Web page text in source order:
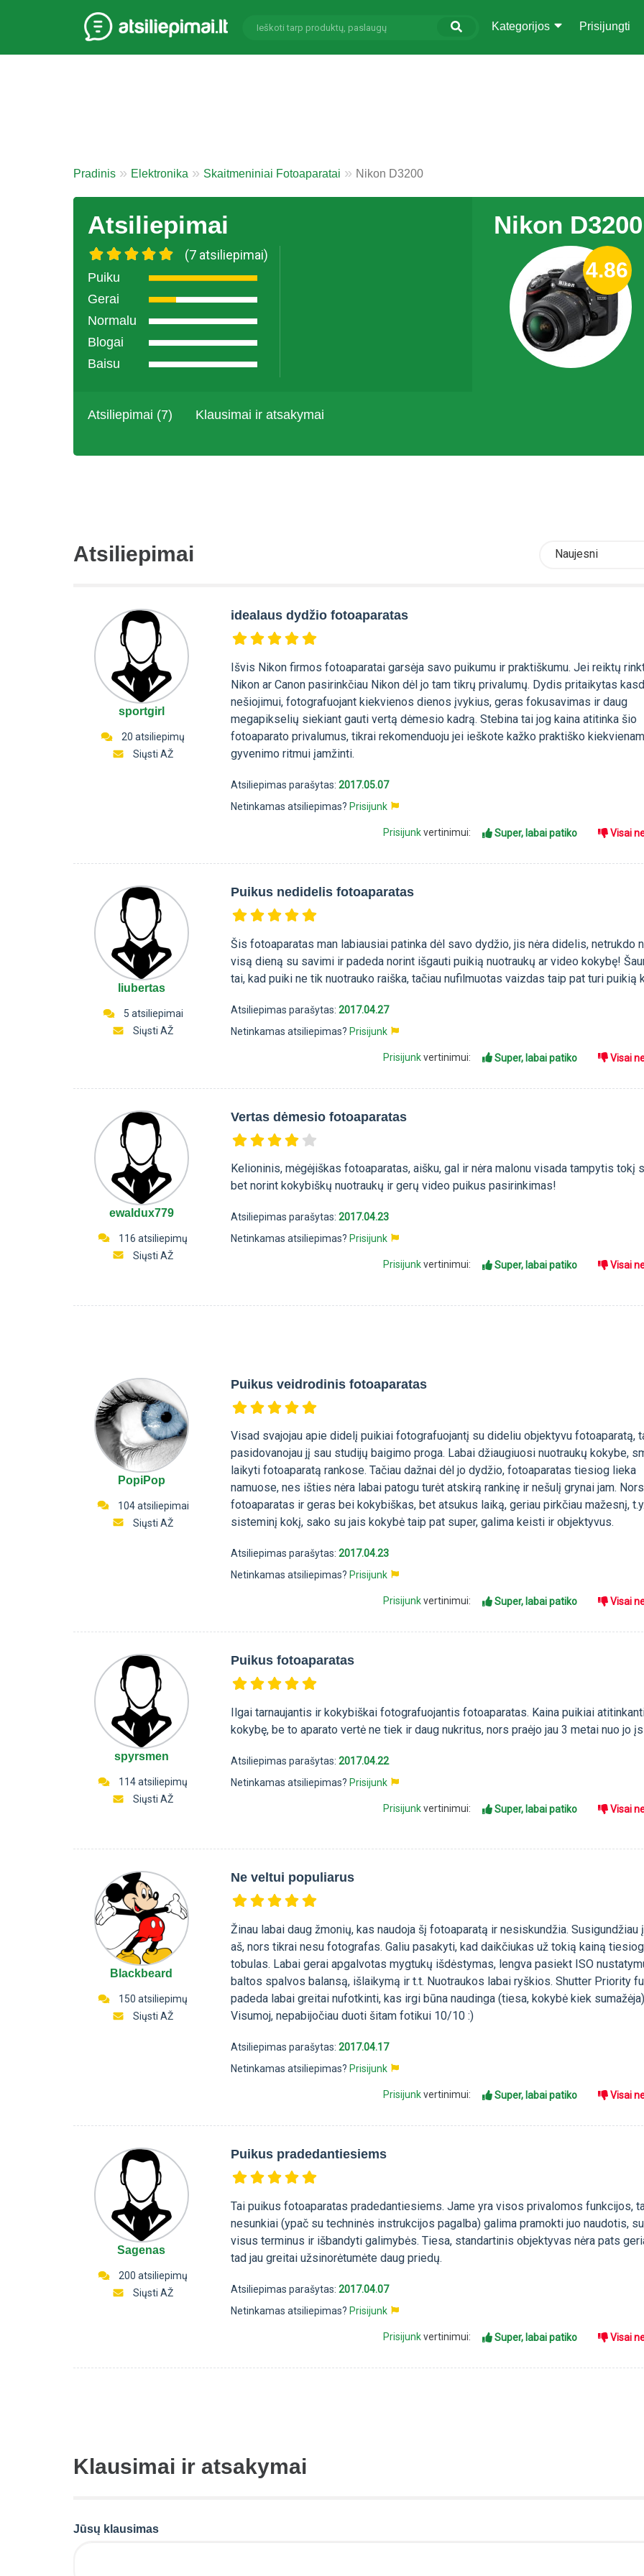
Kategorijos Prisijungti
Pradinis Elektronika Skaitmeniniai Fotoaparatai Nikon D3200
Atsiliepimai
(7 atsiliepimai)
Puiku
Gerai
Normalu
Blogai
Baisu
Atsiliepimai (7) Klausimai ir atsakymai
Nikon D3200
4.86
Atsiliepimai Naujesni
sportgirl
20 atsiliepimų
Siųsti AŽ
idealaus dydžio fotoaparatas
Išvis Nikon firmos fotoaparatai garsėja savo puikumu ir praktiškumu. Jei reiktų
Nikon ar Canon pasirinkčiau Nikon dėl jo tam tikrų privalumų. Dydis pritaikytas
nešiojimui, fotografuojant kiekvienos dienos įvykius, geras fokusavimas ir daug
megapikselių siekiant gauti vertą dėmesio kadrą. Stebina tai jog kaina atitinka šio
fotoaparato privalumus, tikrai rekomenduoju jei ieškote kažko praktiško kiekvienam
gyvenimo ritmui įamžinti.
Atsiliepimas parašytas:2017.05.07
Netinkamas atsiliepimas? Prisijunk
Prisijunkvertinimui: Super, labai patiko Visai
liubertas
5 atsiliepimai
Siųsti AŽ
Puikus nedidelis fotoaparatas
Šis fotoaparatas man labiausiai patinka dėl savo dydžio, jis nėra didelis, netrukdo
visą dieną su savimi ir padeda norint išgauti puikią nuotraukų ar video kokybę!
tai, kad puiki ne tik nuotrauko raiška, tačiau nufilmuotas vaizdas taip pat turi puikią
Atsiliepimas parašytas:2017.04.27
Netinkamas atsiliepimas?Prisijunk
Prisijunkvertinimui: Super, labai patiko Visai
ewaldux779
116 atsiliepimų
Siųsti AŽ
Vertas dėmesio fotoaparatas
Kelioninis, mėgėjiškas fotoaparatas, aišku, gal ir nėra malonu visada tampytis tokį
bet norint kokybiškų nuotraukų ir gerų video puikus pasirinkimas!
Atsiliepimas parašytas:2017.04.23
Netinkamas atsiliepimas? Prisijunk
Prisijunkvertinimui: Super, labai patiko Visai
PopiPop
104 atsiliepimai
Siųsti AŽ
Puikus veidrodinis fotoaparatas
Visad svajojau apie didelį puikiai fotografuojantį su dideliu objektyvu fotoaparatą,
pasidovanojau jį sau studijų baigimo proga. Labai džiaugiuosi nuotraukų kokybe,
laikyti fotoaparatą rankose. Tačiau dažnai dėl jo dydžio, fotoaparatas tiesiog lieka
namuose, nes išties nėra labai patogu turėt atskirą rankinę ir nešulį grynai jam. Nors
fotoaparatas ir geras bei kokybiškas, bet atsukus laiką, geriau pirkčiau mažesnį, t.y.
sisteminį kokį, sako su jais kokybė taip pat super, galima keisti ir objektyvus.
Atsiliepimas parašytas:2017.04.23
Netinkamas atsiliepimas? Prisijunk
Prisijunkvertinimui: Super, labai patiko Visai
spyrsmen
114 atsiliepimų
Siųsti AŽ
Puikus fotoaparatas
Ilgai tarnaujantis ir kokybiškai fotografuojantis fotoaparatas. Kaina puikiai
kokybę, be to aparato vertė ne tiek ir daug nukritus, nors praėjo jau 3 metai nuo jo
Atsiliepimas parašytas:2017.04.22
Netinkamas atsiliepimas? Prisijunk
Prisijunkvertinimui: Super, labai patiko Visai
Blackbeard
150 atsiliepimų
Siųsti AŽ
Ne veltui populiarus
Žinau labai daug žmonių, kas naudoja šį fotoaparatą ir nesiskundžia. Susigundžiau
aš, nors tikrai nesu fotografas. Galiu pasakyti, kad daikčiukas už tokią kainą tiesiog
tobulas. Labai gerai apgalvotas mygtukų išdėstymas, lengva pasiekt ISO
baltos spalvos balansą, išlaikymą ir t.t. Nuotraukos labai ryškios. Shutter Priority
padeda labai greitai nufotkinti, kas irgi būna naudinga (tiesa, kokybė kiek
Visumoj, nepabijočiau duoti šitam fotikui 10/10 :)
Atsiliepimas parašytas:2017.04.17
Netinkamas atsiliepimas? Prisijunk
Prisijunkvertinimui: Super, labai patiko Visai
Sagenas
200 atsiliepimų
Siųsti AŽ
Puikus pradedantiesiems
Tai puikus fotoaparatas pradedantiesiems. Jame yra visos privalomos funkcijos,
nesunkiai (ypač su techninės instrukcijos pagalba) galima pramokti juo naudotis,
visus terminus ir išbandyti galimybės. Tiesa, standartinis objektyvas nėra pats
tad jau greitai užsinorėtumėte daug priedų.
Atsiliepimas parašytas:2017.04.07
Netinkamas atsiliepimas? Prisijunk
Prisijunkvertinimui: Super, labai patiko Visai
Klausimai ir atsakymai
Jūsų klausimas